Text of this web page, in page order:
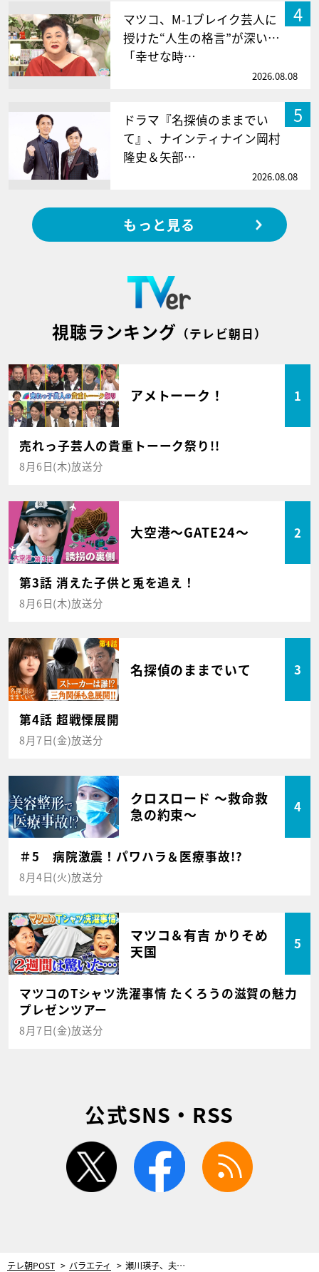
4
マツコ、M-1ブレイク芸人に
授けた“人生の格言”が深い…
「幸せな時…
2026.08.08
5
ドラマ『名探偵のままでい
て』、ナインティナイン岡村
隆史＆矢部…
2026.08.08
もっと見る
視聴ランキング （テレビ朝日）
アメトーーク！ 1
売れっ子芸人の貴重トーーク祭り!!
8月6日(木)放送分
大空港～GATE24～ 2
第3話 消えた子供と兎を追え！
8月6日(木)放送分
名探偵のままでいて 3
第4話 超戦慄展開
8月7日(金)放送分
クロスロード ～救命救
急の約束～
4
＃5 病院激震！パワハラ＆医療事故!?
8月4日(火)放送分
マツコ＆有吉 かりそめ
天国
5
マツコのTシャツ洗濯事情 たくろうの滋賀の魅力
プレゼンツアー
8月7日(金)放送分
公式SNS・RSS
twitter facebook
テレ朝POST バラエティ 瀬川瑛子、夫の“おんぶ”で悲劇が！伍代夏子は夫・杉良太郎の“担当家事”明かす